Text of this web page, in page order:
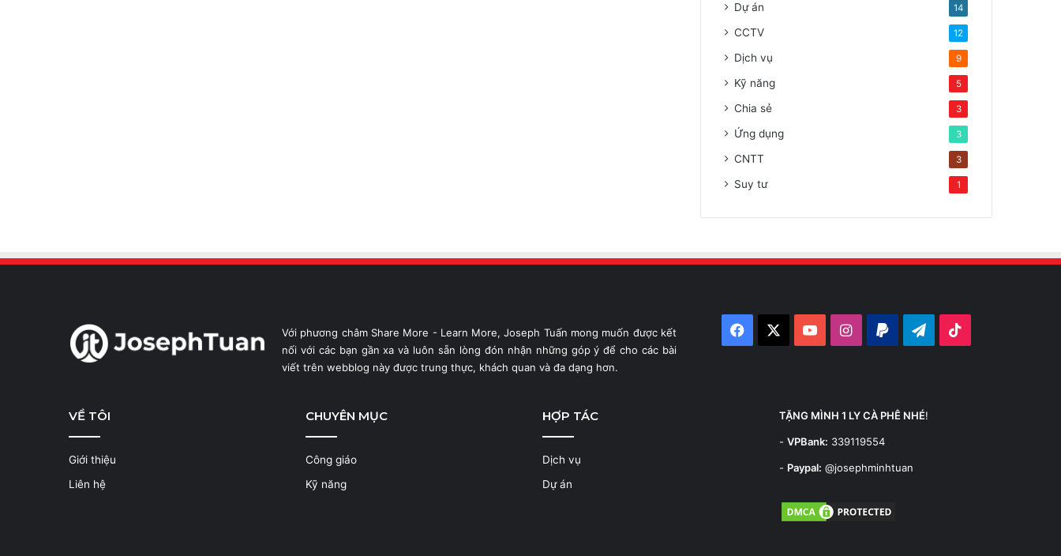
Dự án 14
CCTV 12
Dịch vụ 9
Kỹ năng 5
Chia sẻ 3
Ứng dụng 3
CNTT 3
Suy tư 1
Với phương châm Share More - Learn More, Joseph Tuấn mong muốn được kết
nối với các bạn gần xa và luôn sẵn lòng đón nhận những góp ý để cho các bài
viết trên webblog này được trung thực, khách quan và đa dạng hơn.
Facebook YouTubeInstagram
PaypalTelegram
VỀ TÔI
Giới thiệu
Liên hệ
CHUYÊN MỤC
Công giáo
Kỹ năng
HỢP TÁC
Dịch vụ
Dự án
TẶNG MÌNH 1 LY CÀ PHÊ NHÉ!
- VPBank: 339119554
- Paypal: @josephminhtuan